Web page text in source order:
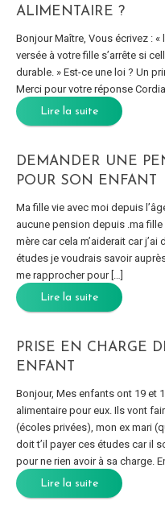
ALIMENTAIRE ?
Bonjour Maître, Vous écrivez :
versée à votre fille s’arrête si
durable. » Est-ce une loi ? Un
Merci pour votre réponse
Lire la suite
DEMANDER UNE
POUR SON ENFANT
Ma fille vie avec moi depuis
aucune pension depuis .ma
mère car cela m’aiderait car
études je voudrais savoir
me rapprocher pour […]
Lire la suite
PRISE EN CHARGE
ENFANT
Bonjour, Mes enfants ont 19 et
alimentaire pour eux. Ils vont
(écoles privées), mon ex mari
doit t’il payer ces études car il
pour ne rien avoir à sa charge.
Lire la suite